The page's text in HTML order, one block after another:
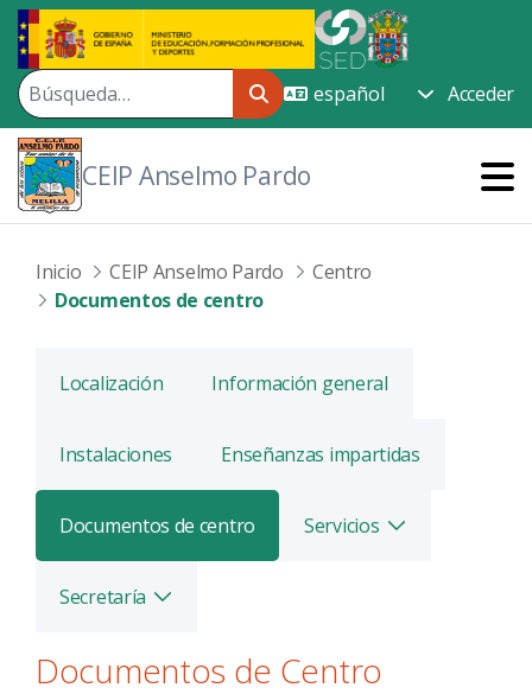
Saltar al contenido principal
Acceder
CEIP Anselmo Pardo
Inicio CEIP Anselmo Pardo
Centro
Documentos de centro
Localización Información general
Instalaciones Enseñanzas impartidas
Documentos de centro Servicios Alternar
Secretaría Alternar
Documentos de Centro